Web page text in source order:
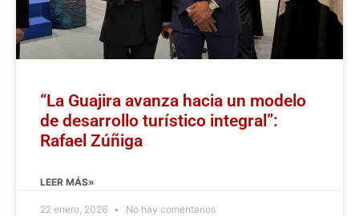
“La Guajira avanza hacia un modelo
de desarrollo turístico integral”:
Rafael Zúñiga
LEER MÁS»
22 enero, 2026 No hay comentarios